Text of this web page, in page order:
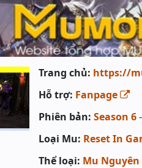
Trang chủ: https://
Hỗ trợ: Fanpage
Phiên bản: Season 6-
Loại Mu: Reset In
Thể loại: Mu Nguyên